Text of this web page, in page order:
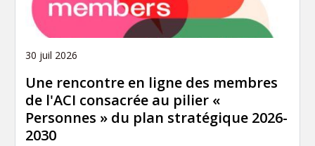
30 juil 2026
Une rencontre en ligne des membres
de l'ACI consacrée au pilier «
Personnes » du plan stratégique 2026-
2030